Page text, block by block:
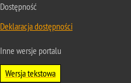
Dostępność
Deklaracja dostępności
Inne wersje portalu
Wersja tekstowa